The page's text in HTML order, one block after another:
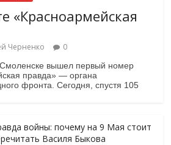
«Красноармейская
Черненко 0
вышел первый номер
правда» — органа
фронта. Сегодня, спустя 105
войны: почему на 9 Мая стоит
Василя Быкова